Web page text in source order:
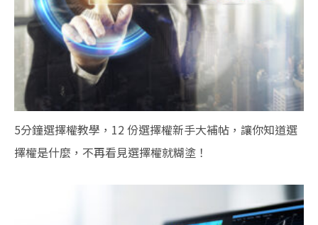
5分鐘選擇權教學，12 份選擇權新手大補帖，讓你知道選
擇權是什麼，不再看見選擇權就糊塗！